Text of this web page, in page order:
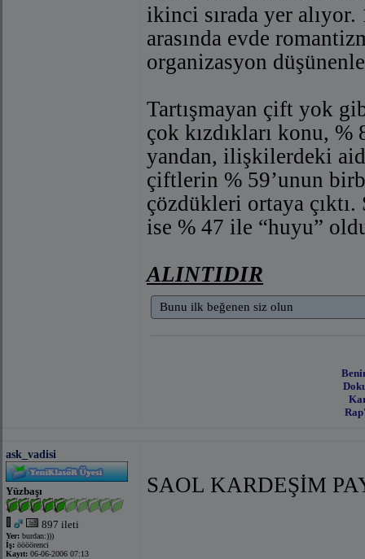
ikinci sırada yer
arasında evde
organizasyon
Tartışmayan çift yok
çok kızdıkları konu,
yandan, ilişkilerdeki
çiftlerin % 59’unun
çözdükleri ortaya
ise % 47 ile “huyu”
ALINTIDIR
Bunu ilk beğenen siz olun
ask_vadisi
Yüzbaşı
897 ileti
Yer: burdan:)))
İş: öööörenci
Kayıt: 06-06-2006 07:13
SAOL KARDEŞİM